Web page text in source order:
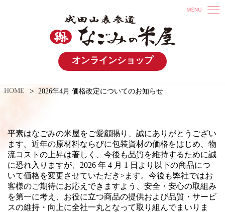
オンラインショップ
HOME 2026年4月 価格改定についてのお知らせ
平素はなごみの米屋をご愛顧賜り、誠にありがとうござい
ます。近年の原材料ならびに包装資材の価格をはじめ、物
流コストの上昇は著しく、今後も品質を維持するために誠
に恐れ入りますが、2026 年 4 月 1 日より以下の商品につ
いて価格を変更させていただき>ます。今後も弊社ではお
客様のご期待にお応えできますよう、安全・安心の取組み
を第一に考え、お役に立つ商品の提供および品質・サービ
スの維持・向上に全社一丸となって取り組んでまいりま